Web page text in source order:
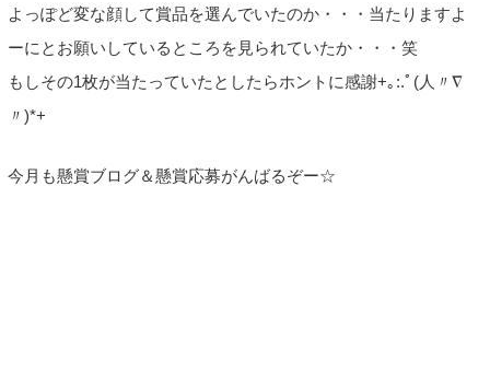
よっぽど変な顔して賞品を選んでいたのか・・・当たりますよ
ーにとお願いしているところを見られていたか・・・笑
もしその1枚が当たっていたとしたらホントに感謝+｡:.ﾟ(人〃∇
〃)*+
今月も懸賞ブログ＆懸賞応募がんばるぞー☆